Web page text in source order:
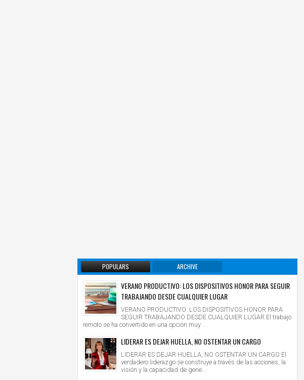
POPULARS ARCHIVE
VERANO PRODUCTIVO: LOS DISPOSITIVOS HONOR PARA SEGUIR
TRABAJANDO DESDE CUALQUIER LUGAR
VERANO PRODUCTIVO: LOS DISPOSITIVOS HONOR PARA
SEGUIR TRABAJANDO DESDE CUALQUIER LUGAR El trabajo
remoto se ha convertido en una opción muy ...
LIDERAR ES DEJAR HUELLA, NO OSTENTAR UN CARGO
LIDERAR ES DEJAR HUELLA, NO OSTENTAR UN CARGO El
verdadero liderazgo se construye a través de las acciones, la
visión y la capacidad de gene...